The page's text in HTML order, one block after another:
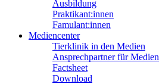
Ausbildung
Praktikant:innen
Famulant:innen
Mediencenter
Tierklinik in den Medien
Ansprechpartner für Medien
Factsheet
Download